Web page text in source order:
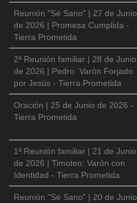
Reunión "Sé Sano" | 27 de Junio
de 2026 | Promesa Cumplida -
Tierra Prometida
2ª Reunión familiar | 28 de Junio
de 2026 | Pedro: Varón Forjado
por Jesús - Tierra Prometida
Oración | 25 de Junio de 2026 -
Tierra Prometida
1ª Reunión familiar | 21 de Junio
de 2026 | Timoteo: Varón con
Identidad - Tierra Prometida
Reunión "Sé Sano" | 20 de Junio